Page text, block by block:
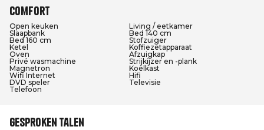
Comfort
Open keuken
Living / eetkamer
Slaapbank
Bed 140 cm
Bed 160 cm
Stofzuiger
Ketel
Koffiezetapparaat
Oven
Afzuigkap
Privé wasmachine
Strijkijzer en -plank
Magnetron
Koelkast
Wifi Internet
Hifi
DVD speler
Televisie
Telefoon
Gesproken talen